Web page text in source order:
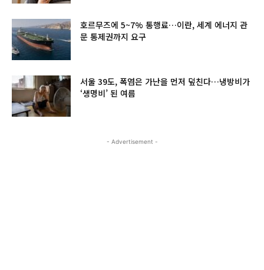
호르무즈에 5~7% 통행료…이란, 세계 에너지 관
문 통제권까지 요구
서울 39도, 폭염은 가난을 먼저 덮친다…냉방비가
‘생명비’ 된 여름
- Advertisement -